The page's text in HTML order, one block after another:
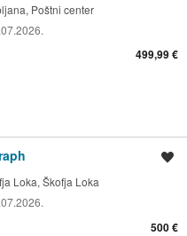
Poštni center
499,99 €
Loka, Škofja Loka
500 €